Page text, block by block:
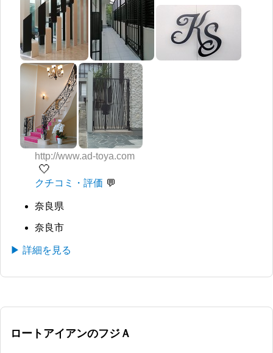
http://www.ad-toya.com
🤍
クチコミ・評価
奈良県
奈良市
▶ 詳細を見る
ロートアイアンのフジＡ